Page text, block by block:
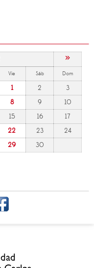
»
Vie Sáb Dom
1 2
3
8 9
10
15 16
17
22 23
24
29 30